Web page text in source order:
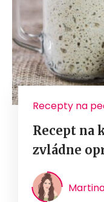
Recepty na
Recept na
zvládne